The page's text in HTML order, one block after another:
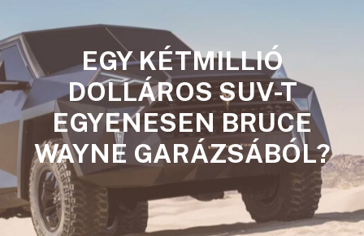
EGY KÉTMILLIÓ
DOLLÁROS SUV-T
EGYENESEN BRUCE
WAYNE GARÁZSÁBÓL?